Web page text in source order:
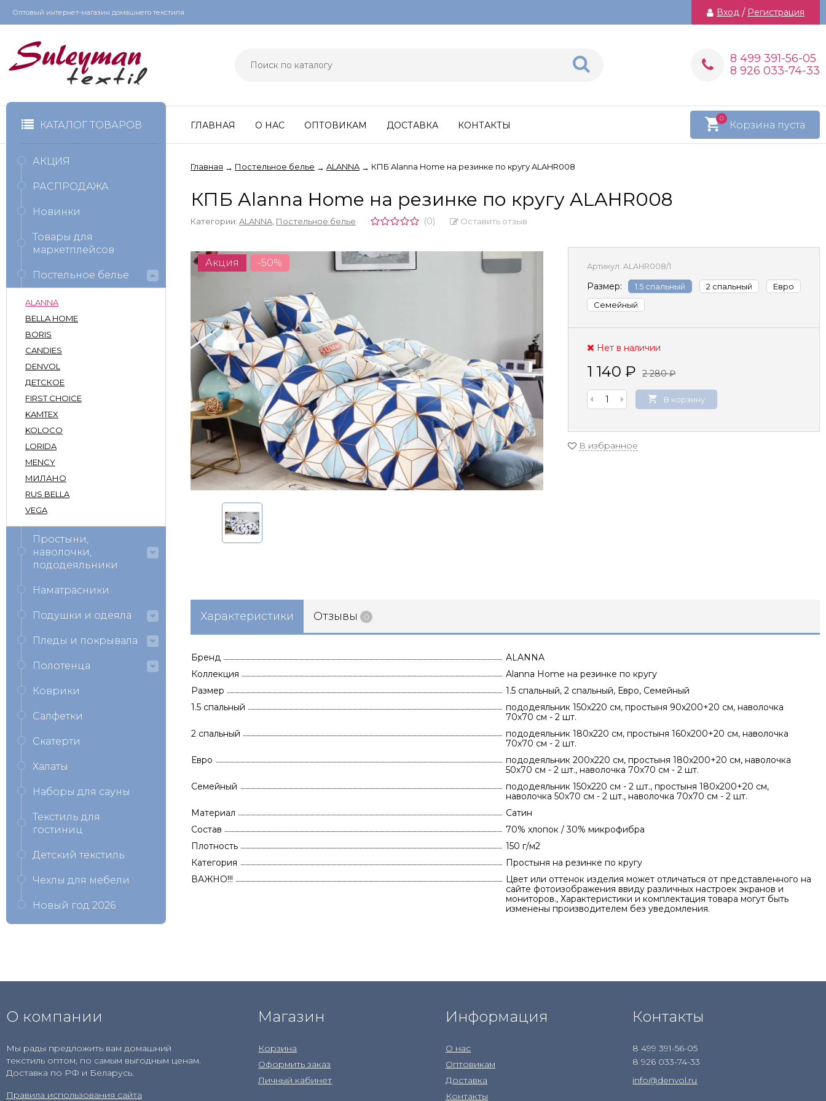
Оптовый интернет-магазин домашнего текстиля Вход / Регистрация
8 499 391-56-05
8 926 033-74-33
КАТАЛОГ ТОВАРОВ Корзина пуста
0
ГЛАВНАЯ О НАС ОПТОВИКАМ ДОСТАВКА КОНТАКТЫ
Главная → Постельное белье → ALANNA → КПБ Alanna Home на резинке по кругу ALAHR008
КПБ Alanna Home на резинке по кругу ALAHR008
Категории: ALANNA Постельное белье (0) Оставить отзыв
Акция -50% Артикул: ALAHR008/1
Размер: 1.5 спальный 2 спальный
Евро
Семейный
Нет в наличии
1 140₽ 2 280₽
В корзину
В избранное
Характеристики Отзывы 0
Бренд
ALANNA
Коллекция
Alanna Home на резинке по кругу
Размер
1.5 спальный, 2 спальный, Евро, Семейный
1.5 спальный
пододеяльник 150х220 см, простыня 90х200+20 см, наволочка
70х70 см - 2 шт.
2 спальный
пододеяльник 180х220 см, простыня 160х200+20 см, наволочка
70х70 см - 2 шт.
Евро
пододеяльник 200х220 см, простыня 180х200+20 см, наволочка
50х70 см - 2 шт., наволочка 70х70 см - 2 шт.
Семейный
пододеяльник 150х220 см - 2 шт., простыня 180х200+20 см,
наволочка 50х70 см - 2 шт., наволочка 70х70 см - 2 шт.
Материал
Сатин
Состав
70% хлопок / 30% микрофибра
Плотность
150 г/м2
Категория
Простыня на резинке по кругу
ВАЖНО!!!
Цвет или оттенок изделия может отличаться от представленного на
сайте фотоизображения ввиду различных настроек экранов и
мониторов., Характеристики и комплектация товара могут быть
изменены производителем без уведомления.
АКЦИЯ
РАСПРОДАЖА
Новинки
Товары для
маркетплейсов
Постельное белье
ALANNA
BELLA HOME
BORIS
CANDIES
DENVOL
ДЕТСКОЕ
FIRST CHOICE
KAMTEX
KOLOCO
LORIDA
MENCY
МИЛАНО
RUS BELLA
VEGA
Простыни,
наволочки,
пододеяльники
Наматрасники
Подушки и одеяла
Пледы и покрывала
Полотенца
Коврики
Салфетки
Скатерти
Халаты
Наборы для сауны
Текстиль для
гостиниц
Детский текстиль
Чехлы для мебели
Новый год 2026
О компании
Мы рады предложить вам домашний
текстиль оптом, по самым выгодным ценам.
Доставка по РФ и Беларусь.
Правила использования сайта
Магазин
Корзина
Оформить заказ
Личный кабинет
Информация
О нас
Оптовикам
Доставка
Контакты
Контакты
8 499 391-56-05
8 926 033-74-33
info@denvol.ru